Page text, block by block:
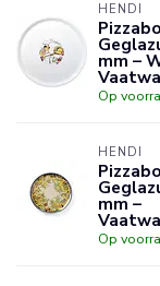
HENDI
mm –
Op
HENDI
mm –
Op